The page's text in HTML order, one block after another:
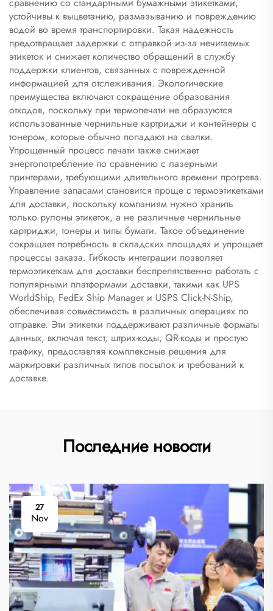
устойчивы к выцветанию, размазыванию и повреждению
водой во время транспортировки. Такая надежность
предотвращает задержки с отправкой из-за нечитаемых
этикеток и снижает количество обращений в службу
поддержки клиентов, связанных с поврежденной
информацией для отслеживания. Экологические
преимущества включают сокращение образования
отходов, поскольку при термопечати не образуются
использованные чернильные картриджи и контейнеры с
тонером, которые обычно попадают на свалки.
Упрощенный процесс печати также снижает
энергопотребление по сравнению с лазерными
принтерами, требующими длительного времени прогрева.
Управление запасами становится проще с термоэтикетками
для доставки, поскольку компаниям нужно хранить
только рулоны этикеток, а не различные чернильные
картриджи, тонеры и типы бумаги. Такое объединение
сокращает потребность в складских площадях и упрощает
процессы заказа. Гибкость интеграции позволяет
термоэтикеткам для доставки беспрепятственно работать с
популярными платформами доставки, такими как UPS
WorldShip, FedEx Ship Manager и USPS Click-N-Ship,
обеспечивая совместимость в различных операциях по
отправке. Эти этикетки поддерживают различные форматы
данных, включая текст, штрих-коды, QR-коды и простую
графику, предоставляя комплексные решения для
маркировки различных типов посылок и требований к
доставке.
Последние новости
27
Nov